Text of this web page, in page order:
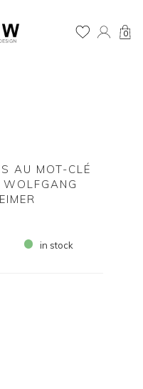
0
AU MOT-CLÉ
in stock